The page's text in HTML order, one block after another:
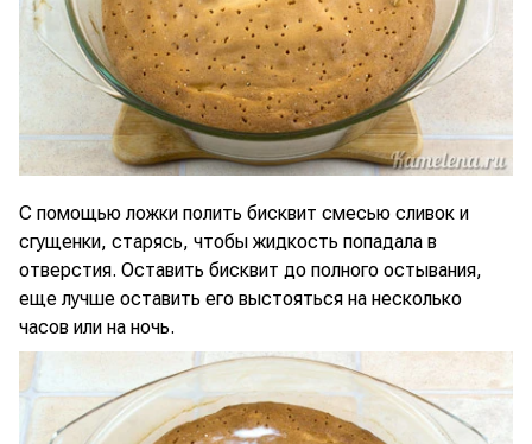
С помощью ложки полить бисквит смесью сливок и
сгущенки, старясь, чтобы жидкость попадала в
отверстия. Оставить бисквит до полного остывания,
еще лучше оставить его выстояться на несколько
часов или на ночь.